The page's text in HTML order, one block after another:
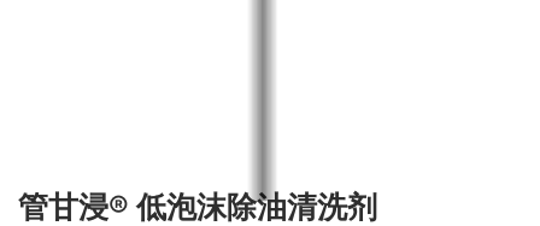
管甘浸® 低泡沫除油清洗剂